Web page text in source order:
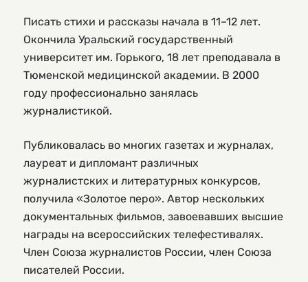
Писать стихи и рассказы начала в 11–12 лет.
Окончила Уральский государственный
университет им. Горького, 18 лет преподавала в
Тюменской медицинской академии. В 2000
году профессионально занялась
журналистикой.
Публиковалась во многих газетах и журналах,
лауреат и дипломант различных
журналистских и литературных конкурсов,
получила «Золотое перо». Автор нескольких
документальных фильмов, завоевавших высшие
награды на всероссийских телефестивалях.
Член Союза журналистов России, член Союза
писателей России.